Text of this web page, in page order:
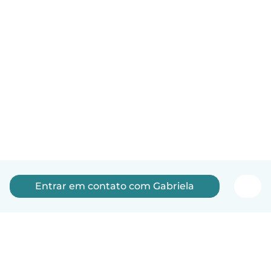
Entrar em contato com Gabriela